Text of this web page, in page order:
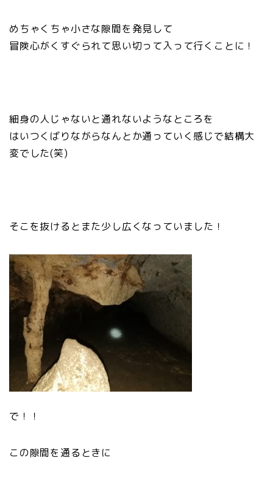
めちゃくちゃ小さな隙間を発見して
冒険心がくすぐられて思い切って入って行くことに！
細身の人じゃないと通れないようなところを
はいつくばりながらなんとか通っていく感じで結構大
変でした(笑)
そこを抜けるとまた少し広くなっていました！
で！！
この隙間を通るときに